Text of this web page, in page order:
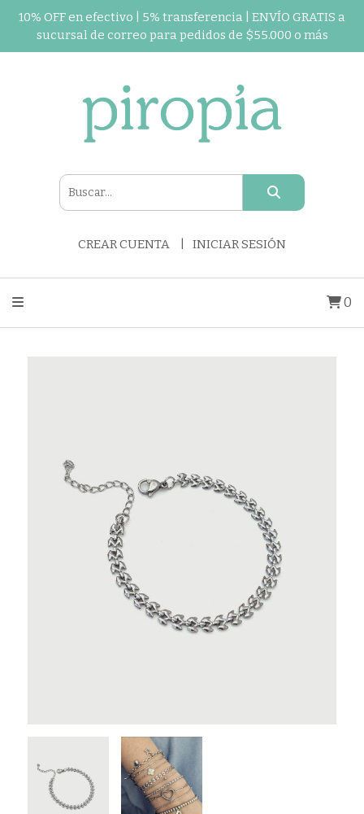
10% OFF en efectivo | 5% transferencia | ENVÍO GRATIS a
sucursal de correo para pedidos de $55.000 o más
CREAR CUENTA INICIAR SESIÓN
0